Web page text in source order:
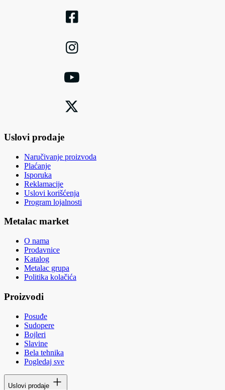
Uslovi prodaje
Naručivanje proizvoda
Plaćanje
Isporuka
Reklamacije
Uslovi korišćenja
Program lojalnosti
Metalac market
O nama
Prodavnice
Katalog
Metalac grupa
Politika kolačića
Proizvodi
Posuđe
Sudopere
Bojleri
Slavine
Bela tehnika
Pogledaj sve
Uslovi prodaje